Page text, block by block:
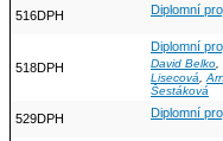
516DPH Diplomní
518DPH
Diplomní
David Belko,
Lisecová
Šestáková
529DPH Diplomní